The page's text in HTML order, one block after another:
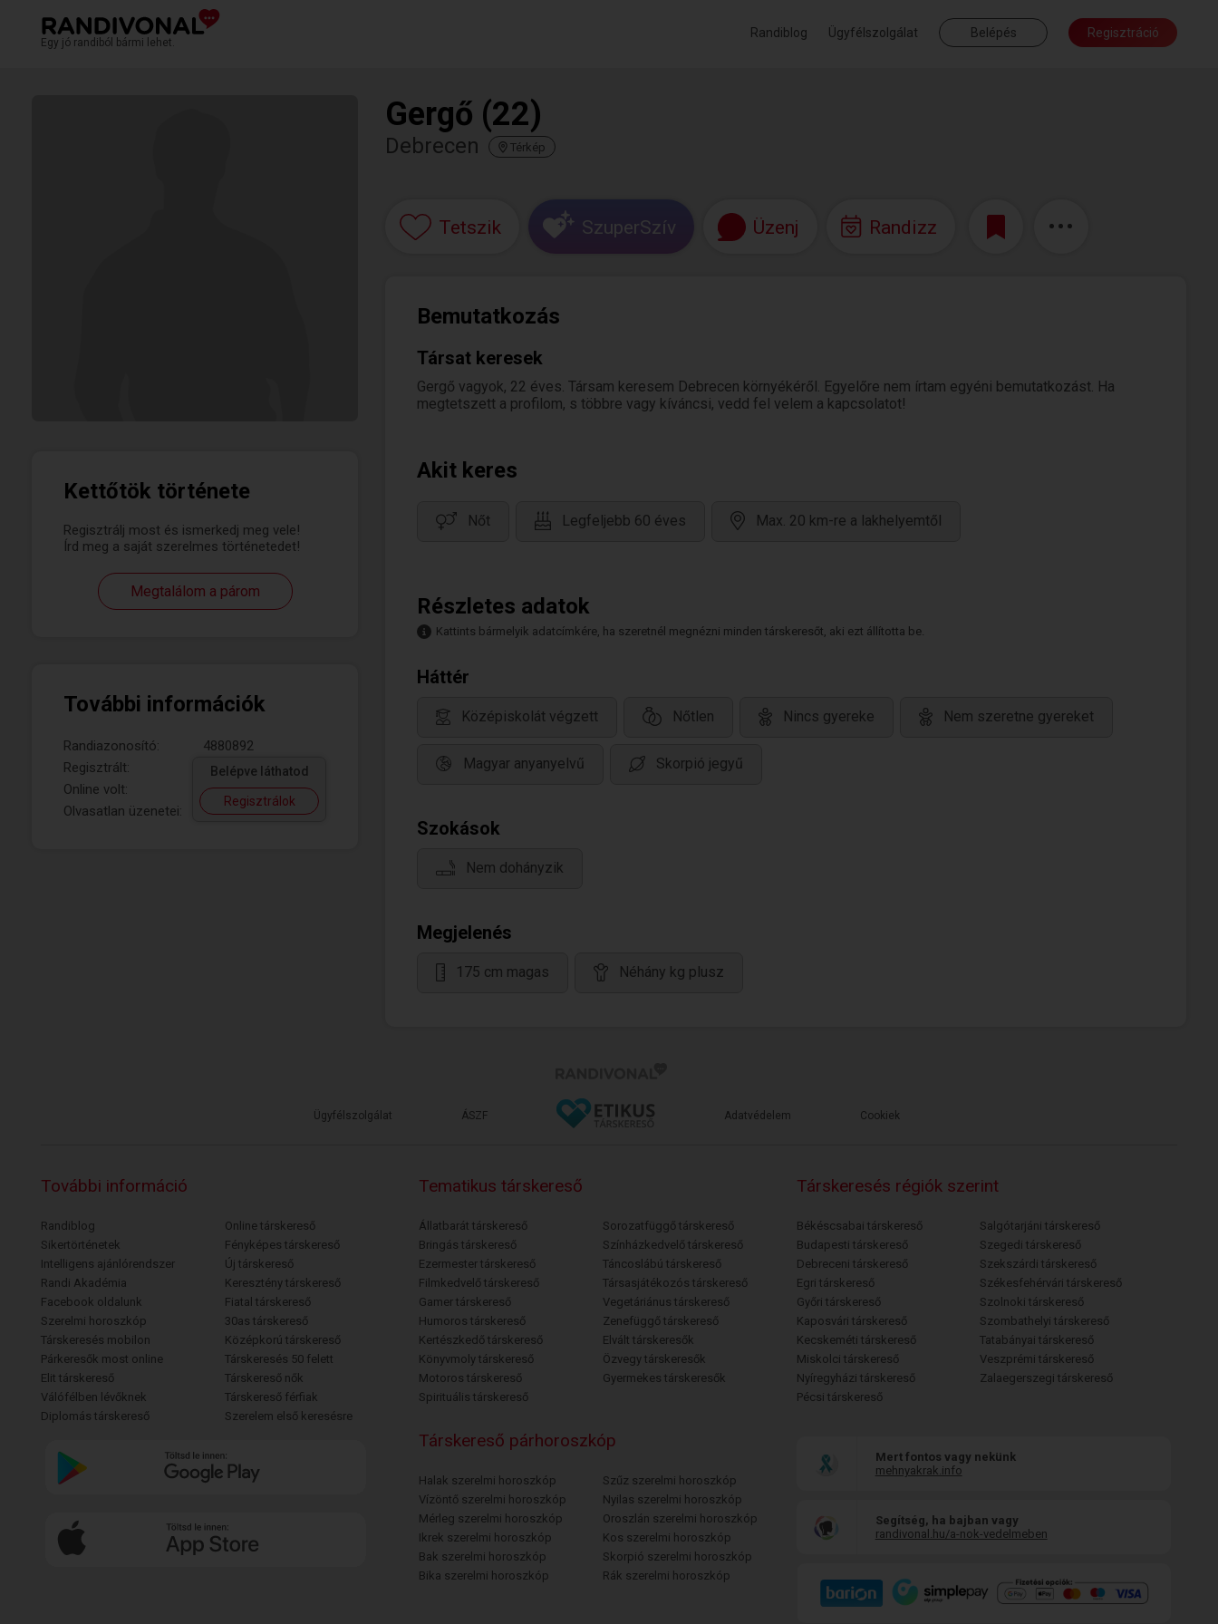
Egy jó randiból bármi lehet.
Randiblog Ügyfélszolgálat Belépés Regisztráció
Kettőtök története
Regisztrálj most és ismerkedj meg vele!
Írd meg a saját szerelmes történetedet!
Megtalálom a párom
További információk
Randiazonosító:
4880892
Regisztrált:
Online volt:
Olvasatlan üzenetei:
Belépve láthatod
Regisztrálok
Gergő (22)
Debrecen Térkép
Tetszik SzuperSzív Üzenj Randizz
Bemutatkozás
Társat keresek
Gergő vagyok, 22 éves. Társam keresem Debrecen környékéről. Egyelőre nem írtam egyéni bemutatkozást. Ha
megtetszett a profilom, s többre vagy kíváncsi, vedd fel velem a kapcsolatot!
Akit keres
Nőt Legfeljebb 60 éves Max. 20 km-re a lakhelyemtől
Részletes adatok
Kattints bármelyik adatcímkére, ha szeretnél megnézni minden társkeresőt, aki ezt állította be.
Háttér
Középiskolát végzett Nőtlen Nincs gyereke Nem szeretne gyereket
Magyar anyanyelvű Skorpió jegyű
Szokások
Nem dohányzik
Megjelenés
175 cm magas Néhány kg plusz
Ügyfélszolgálat ÁSZF Adatvédelem Cookiek
További információ
Randiblog
Sikertörténetek
Intelligens ajánlórendszer
Randi Akadémia
Facebook oldalunk
Szerelmi horoszkóp
Társkeresés mobilon
Párkeresők most online
Elit társkereső
Válófélben lévőknek
Diplomás társkereső
Online társkereső
Fényképes társkereső
Új társkereső
Keresztény társkereső
Fiatal társkereső
30as társkereső
Középkorú társkereső
Társkeresés 50 felett
Társkereső nők
Társkereső férfiak
Szerelem első keresésre
Tematikus társkereső
Állatbarát társkereső
Bringás társkereső
Ezermester társkereső
Filmkedvelő társkereső
Gamer társkereső
Humoros társkereső
Kertészkedő társkereső
Könyvmoly társkereső
Motoros társkereső
Spirituális társkereső
Sorozatfüggő társkereső
Színházkedvelő társkereső
Táncoslábú társkereső
Társasjátékozós társkereső
Vegetáriánus társkereső
Zenefüggő társkereső
Elvált társkeresők
Özvegy társkeresők
Gyermekes társkeresők
Társkeresés régiók szerint
Békéscsabai társkereső
Budapesti társkereső
Debreceni társkereső
Egri társkereső
Győri társkereső
Kaposvári társkereső
Kecskeméti társkereső
Miskolci társkereső
Nyíregyházi társkereső
Pécsi társkereső
Salgótarjáni társkereső
Szegedi társkereső
Szekszárdi társkereső
Székesfehérvári társkereső
Szolnoki társkereső
Szombathelyi társkereső
Tatabányai társkereső
Veszprémi társkereső
Zalaegerszegi társkereső
Társkereső párhoroszkóp
Halak szerelmi horoszkóp
Vízöntő szerelmi horoszkóp
Mérleg szerelmi horoszkóp
Ikrek szerelmi horoszkóp
Bak szerelmi horoszkóp
Bika szerelmi horoszkóp
Szűz szerelmi horoszkóp
Nyilas szerelmi horoszkóp
Oroszlán szerelmi horoszkóp
Kos szerelmi horoszkóp
Skorpió szerelmi horoszkóp
Rák szerelmi horoszkóp
Mert fontos vagy nekünk
mehnyakrak.info
Segítség, ha bajban vagy
randivonal.hu/a-nok-vedelmeben